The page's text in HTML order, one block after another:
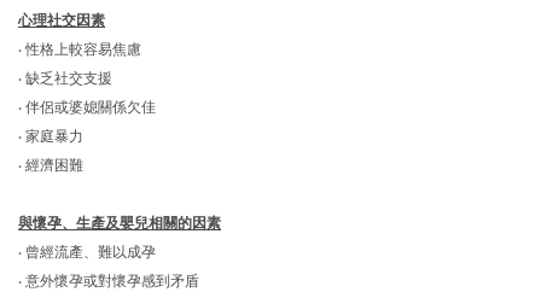
心理社交因素
‧ 性格上較容易焦慮
‧ 缺乏社交支援
‧ 伴侶或婆媳關係欠佳
‧ 家庭暴力
‧ 經濟困難
與懷孕、生產及嬰兒相關的因素
‧ 曾經流產、難以成孕
‧ 意外懷孕或對懷孕感到矛盾